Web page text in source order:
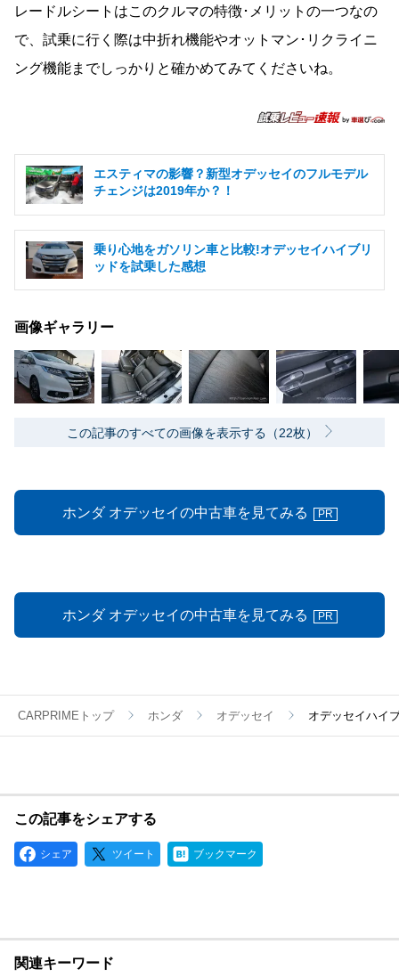
レードルシートはこのクルマの特徴･メリットの一つなの
で、試乗に行く際は中折れ機能やオットマン･リクライニ
ング機能までしっかりと確かめてみてくださいね。
エスティマの影響？新型オデッセイのフルモデル
チェンジは2019年か？！
乗り心地をガソリン車と比較!オデッセイハイブリ
ッドを試乗した感想
画像ギャラリー
この記事のすべての画像を表示する（22枚）
ホンダ オデッセイの中古車を見てみる PR
ホンダ オデッセイの中古車を見てみる PR
CARPRIMEトップ ホンダ オデッセイ オデッセイハイ
この記事をシェアする
シェア ツイート ブックマーク
関連キーワード